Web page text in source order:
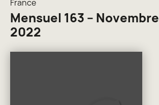
France
Mensuel 163 – Novembre
2022